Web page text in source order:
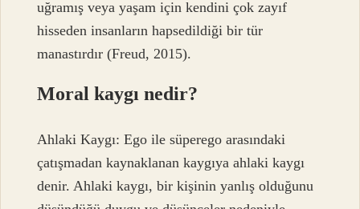
uğramış veya yaşam için kendini çok zayıf
hisseden insanların hapsedildiği bir tür
manastırdır (Freud, 2015).
Moral kaygı nedir?
Ahlaki Kaygı: Ego ile süperego arasındaki
çatışmadan kaynaklanan kaygıya ahlaki kaygı
denir. Ahlaki kaygı, bir kişinin yanlış olduğunu